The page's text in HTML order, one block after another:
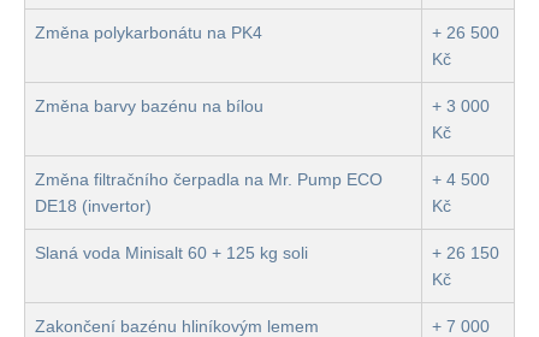
Změna polykarbonátu na PK4
+ 26 500
Kč
Změna barvy bazénu na bílou
+ 3 000
Kč
Změna filtračního čerpadla na Mr. Pump ECO
DE18 (invertor)
+ 4 500
Kč
Slaná voda Minisalt 60 + 125 kg soli
+ 26 150
Kč
Zakončení bazénu hliníkovým lemem
+ 7 000